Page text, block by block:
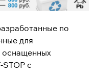
по
для
оснащенных
с